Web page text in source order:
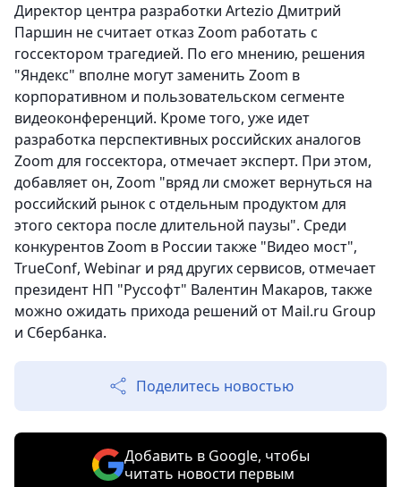
Директор центра разработки Artezio Дмитрий
Паршин не считает отказ Zoom работать с
госсектором трагедией. По его мнению, решения
"Яндекс" вполне могут заменить Zoom в
корпоративном и пользовательском сегменте
видеоконференций. Кроме того, уже идет
разработка перспективных российских аналогов
Zoom для госсектора, отмечает эксперт. При этом,
добавляет он, Zoom "вряд ли сможет вернуться на
российский рынок с отдельным продуктом для
этого сектора после длительной паузы". Среди
конкурентов Zoom в России также "Видео мост",
TrueConf, Webinar и ряд других сервисов, отмечает
президент НП "Руссофт" Валентин Макаров, также
можно ожидать прихода решений от Mail.ru Group
и Сбербанка.
Поделитесь новостью
Добавить в Google, чтобы
читать новости первым